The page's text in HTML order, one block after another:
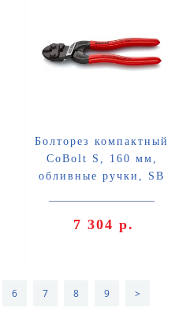
Болторез компактный
CoBolt S, 160 мм,
обливные ручки, SB
7 304 р.
6 7 8 9 >